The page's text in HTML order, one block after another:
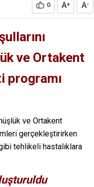
0 A+ A-
ve Ortakent
programı
ve Ortakent
gerçekleştirirken
tehlikeli hastalıklara